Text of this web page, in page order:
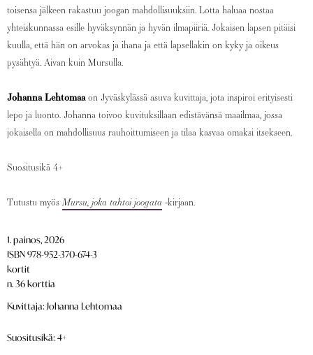
toisensa jälkeen rakastuu joogan mahdollisuuksiin. Lotta haluaa nostaa
yhteiskunnassa esille hyväksynnän ja hyvän ilmapiiriä. Jokaisen lapsen pitäisi
kuulla, että hän on arvokas ja ihana ja että lapsellakin on kyky ja oikeus
pysähtyä. Aivan kuin Mursulla.
Johanna Lehtomaaon Jyväskylässä asuva kuvittaja, jota inspiroi erityisesti
lepo ja luonto. Johanna toivoo kuvituksillaan edistävänsä maailmaa, jossa
jokaisella on mahdollisuus rauhoittumiseen ja tilaa kasvaa omaksi itsekseen.
Suositusikä 4+
Tutustu myösMursu, joka tahtoi joogata -kirjaan.
1. painos, 2026
ISBN 978-952-370-674-3
kortit
n. 36 korttia
Kuvittaja: Johanna Lehtomaa
Suositusikä: 4+